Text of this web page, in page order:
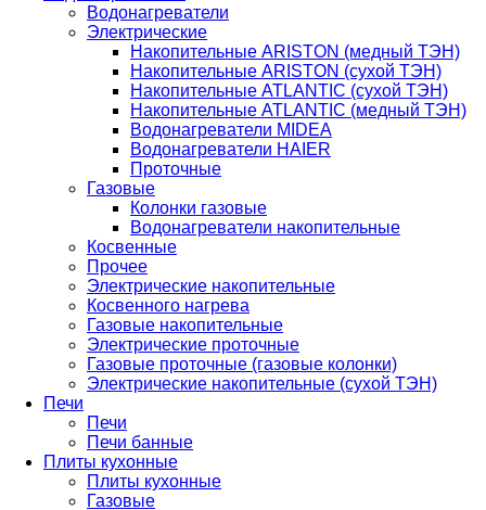
Водонагреватели
Электрические
Накопительные ARISTON (медный ТЭН)
Накопительные ARISTON (сухой ТЭН)
Накопительные ATLANTIC (сухой ТЭН)
Накопительные ATLANTIC (медный ТЭН)
Водонагреватели MIDEA
Водонагреватели HAIER
Проточные
Газовые
Колонки газовые
Водонагреватели накопительные
Косвенные
Прочее
Электрические накопительные
Косвенного нагрева
Газовые накопительные
Электрические проточные
Газовые проточные (газовые колонки)
Электрические накопительные (сухой ТЭН)
Печи
Печи
Печи банные
Плиты кухонные
Плиты кухонные
Газовые